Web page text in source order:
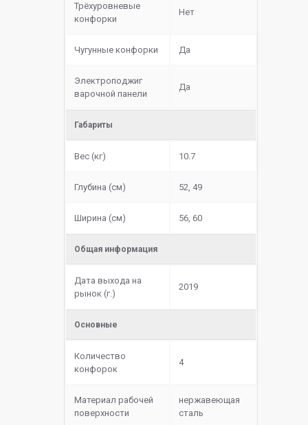
Трёхуровневые
конфорки
Нет
Чугунные конфорки Да
Электроподжиг
варочной панели
Да
Габариты
Вес (кг) 10.7
Глубина (см) 52, 49
Ширина (см) 56, 60
Общая информация
Дата выхода на
рынок (г.)
2019
Основные
Количество
конфорок
4
Материал рабочей
поверхности
нержавеющая
сталь